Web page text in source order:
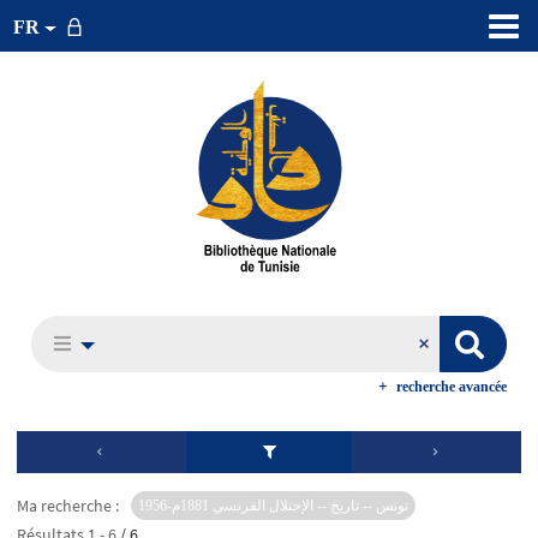
FR
recherche avancée
Ma recherche : تونس -- تاريخ -- الإحتلال الفرنسي 1881م-1956